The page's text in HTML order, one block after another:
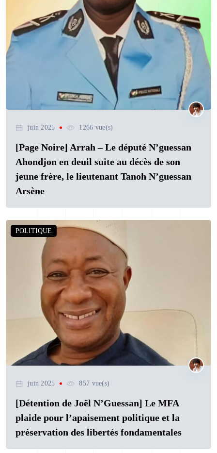
juin 2025 1266 vue(s)
[Page Noire] Arrah – Le député N’guessan
Ahondjon en deuil suite au décès de son
jeune frère, le lieutenant Tanoh N’guessan
Arsène
POLITIQUE
juin 2025 857 vue(s)
[Détention de Joël N’Guessan] Le MFA
plaide pour l’apaisement politique et la
préservation des libertés fondamentales